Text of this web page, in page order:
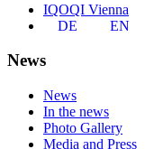
IQOQI Vienna
DE
EN
News
News
In the news
Photo Gallery
Media and Press